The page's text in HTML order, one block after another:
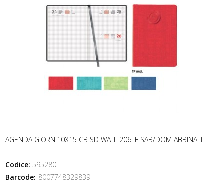
AGENDA GIORN.10X15 CB SD WALL 206TF SAB/DOM ABBINATI
Codice: 595280
Barcode: 8007748329839